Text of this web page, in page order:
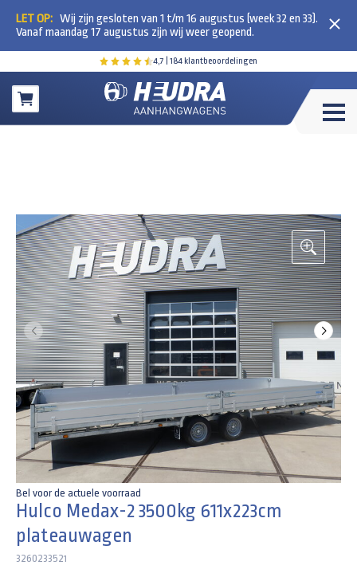
4,7 | 184 klantbeoordelingen
Winkelwagen
LET OP: Wij zijn gesloten van 1 t/m 16 augustus (week 32 en 33).
Vanaf maandag 17 augustus zijn wij weer geopend.
Bel voor de actuele voorraad
Hulco Medax-2 3500kg 611x223cm
plateauwagen
3260233521